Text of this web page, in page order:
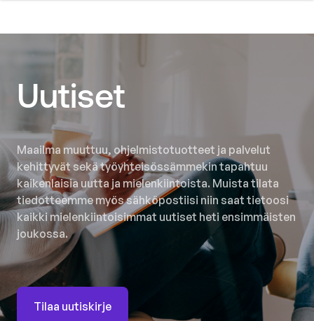
Uutiset
Maailma muuttuu, ohjelmistotuotteet ja palvelut
kehittyvät sekä työyhteisössämmekin tapahtuu
kaikenlaisia uutta ja mielenkiintoista. Muista tilata
tiedotteemme myös sähköpostiisi niin saat tietoosi
kaikki mielenkiintoisimmat uutiset heti ensimmäisten
joukossa.
Tilaa uutiskirje